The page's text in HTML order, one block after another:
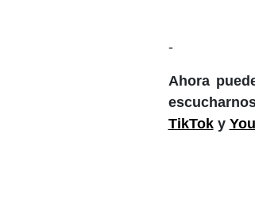
-
Ahora
TikToky